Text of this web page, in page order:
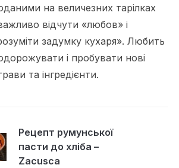
на величезних тарілках
відчути «любов» і
задумку кухаря». Любить
і пробувати нові
та інгредієнти.
Рецепт румунської
пасти до хліба –
Zacusca